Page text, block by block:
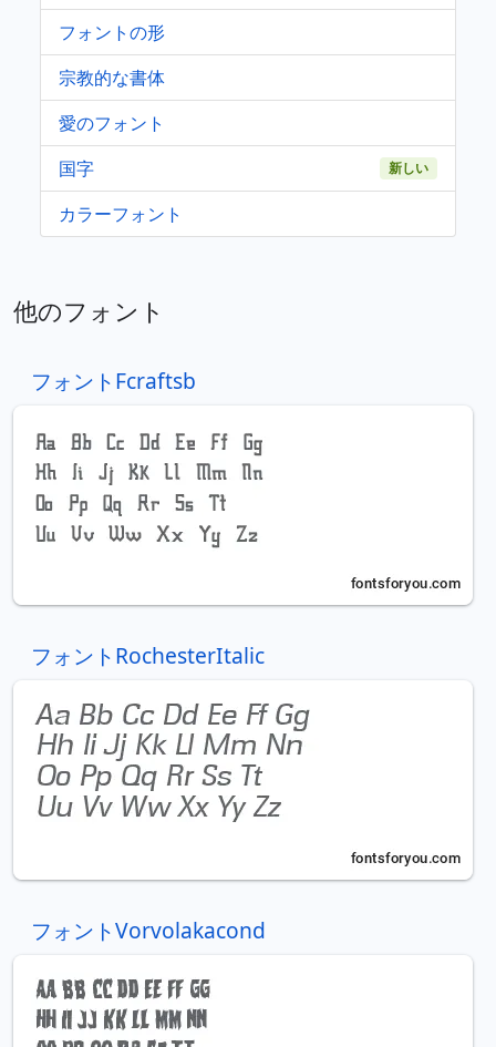
フォントの形
宗教的な書体
愛のフォント
国字
新しい
カラーフォント
他のフォント
フォントFcraftsb
フォントRochesterItalic
フォントVorvolakacond